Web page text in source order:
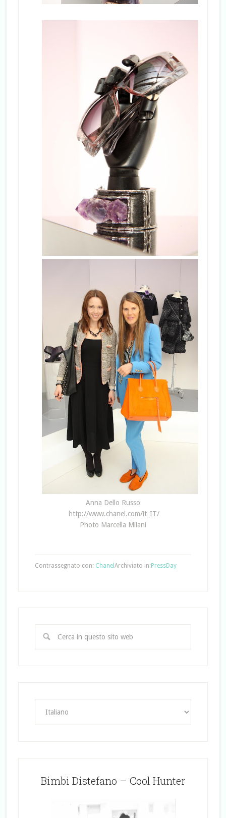
Anna Dello Russo
http://www.chanel.com/it_IT/
Photo Marcella Milani
Archiviato in:PressDay
Contrassegnato con: Chanel
Bimbi Distefano – Cool Hunter